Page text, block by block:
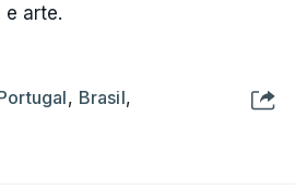
e arte.
, Brasil,